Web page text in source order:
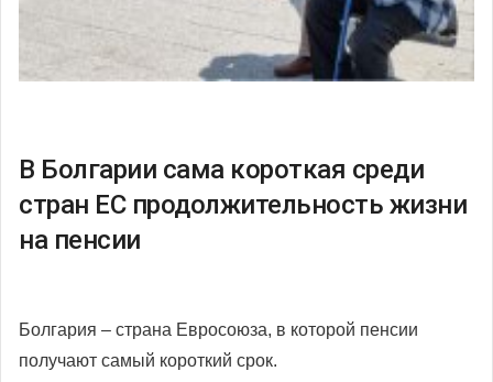
В Болгарии сама короткая среди
стран ЕС продолжительность жизни
на пенсии
Болгария – страна Евросоюза, в которой пенсии
получают самый короткий срок.